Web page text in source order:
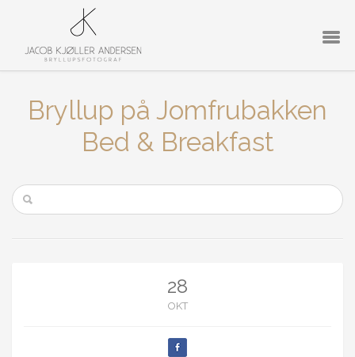
Bryllup på Jomfrubakken
Bed & Breakfast
28
OKT